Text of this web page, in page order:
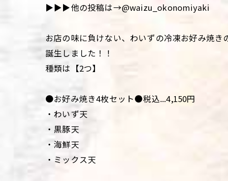
▶▶▶他の投稿は→@waizu_okonomiyaki
お店の味に負けない、わいずの冷凍お好み焼き
誕生しました！！
種類は【2つ】
●お好み焼き4枚セット●税込...4,150円
・わいず天
・黒豚天
・海鮮天
・ミックス天